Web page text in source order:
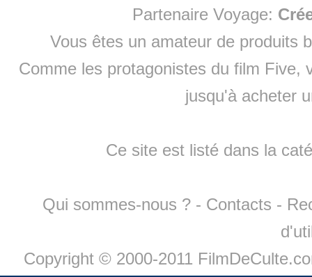
Partenaire Voyage:
Vous êtes un amateur de produits
Comme les protagonistes du film Five,
jusqu'à acheter
Ce site est listé dans la
Qui sommes-nous ? - Contacts -
Copyright © 2000-2011